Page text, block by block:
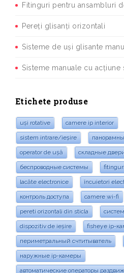
Fitinguri pentru ansambluri
Pereți glisanți orizontali
Sisteme de uși glisante
Sisteme manuale cu
Etichete produse
uși rotative camere ip interior
sistem intrare/ieșire
operator de ușă складные
беспроводные системы fitinguri
lacăte electronice încuietori
контроль доступа camere wi-fi
pereti orizontali din sticla
dispozitiv de ieșire fisheye ip-
периметральный счтитыватель
наружные ip-камеры
автоматические операторы